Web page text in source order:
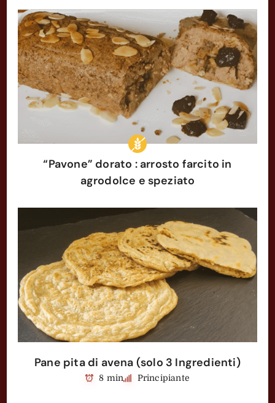
“Pavone” dorato : arrosto farcito in
agrodolce e speziato
Pane pita di avena (solo 3 Ingredienti)
8 min Principiante